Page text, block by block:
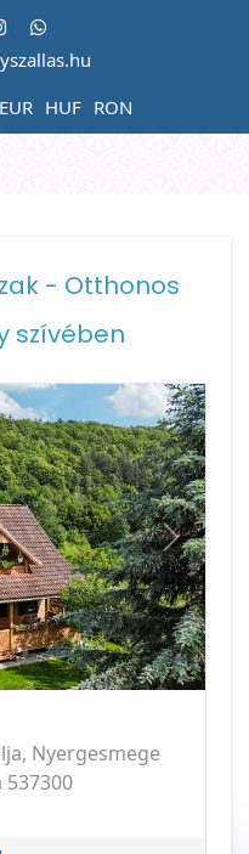
EUR HUF RON
- Otthonos
szívében
Nyergesmege
537300